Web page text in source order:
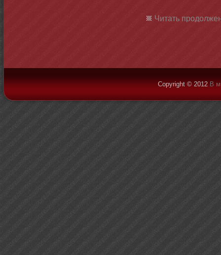
Читать
Copyright © 2012 В